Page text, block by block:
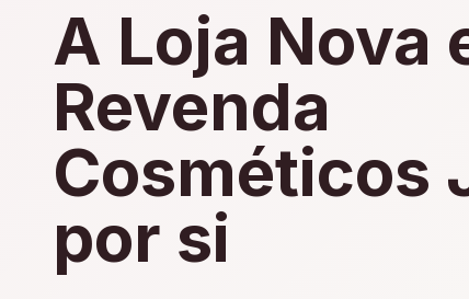
A Loja Nova
Revenda
Cosméticos
por si